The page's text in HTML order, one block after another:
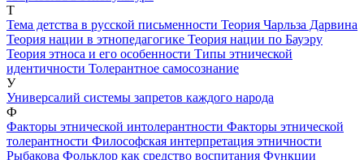
Т
Тема детства в русской письменности Теория Чарльза Дарвина
Теория нации в этнопедагогике Теория нации по Бауэру
Теория этноса и его особенности Типы этнической
идентичности Толерантное самосознание
У
Универсалий системы запретов каждого народа
Ф
Факторы этнической интолерантности Факторы этнической
толерантности Философская интерпретация этничности
Рыбакова Фольклор как средство воспитания Функции